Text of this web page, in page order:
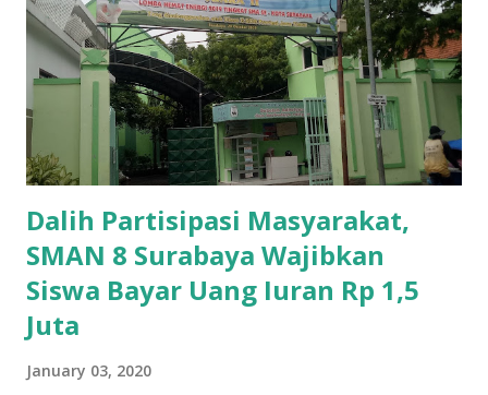
Dalih Partisipasi Masyarakat,
SMAN 8 Surabaya Wajibkan
Siswa Bayar Uang Iuran Rp 1,5
Juta
January 03, 2020